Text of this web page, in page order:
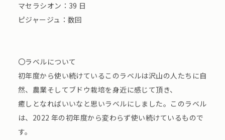
マセラシオン：39 日
ピジャージュ：数回
〇ラベルについて
初年度から使い続けているこのラベルは沢山の人たちに自
然、農業そしてブドウ栽培を身近に感じて頂き、
癒しとなればいいなと思いラベルにしました。このラベル
は、2022 年の初年度から変わらず使い続けているもので
す。